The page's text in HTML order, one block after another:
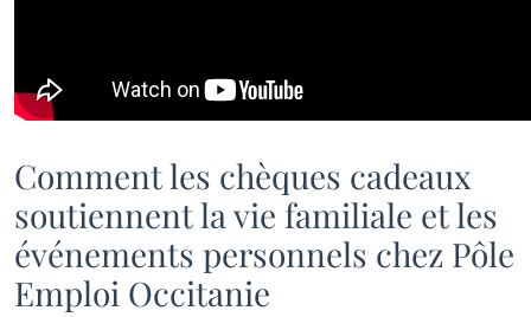
Comment les chèques cadeaux
soutiennent la vie familiale et les
événements personnels chez Pôle
Emploi Occitanie